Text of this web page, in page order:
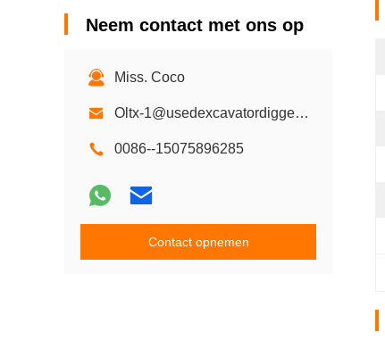
Neem contact met ons op
Miss. Coco
Oltx-1@usedexcavatordigger.com
0086--15075896285
Contact opnemen